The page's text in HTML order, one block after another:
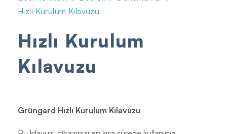
Hızlı Kurulum Kılavuzu
Hızlı Kurulum
Kılavuzu
Grüngard Hızlı Kurulum Kılavuzu